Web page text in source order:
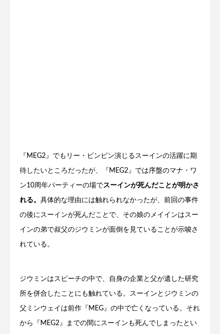
『MEG2』でもリー・ビンビン演じるスーインの活躍に期
待したいところだったが、『MEG2』では序盤のマナ・ワ
ン10周年パーティーの場でスーインが死んだことが明かさ
れる。 具体的な理由には触れられなかったが、前回の事件
の後にスーインが死んだことで、その娘のメイインはスー
インの弟で叔父のジウミンが面倒を見ていることが示唆さ
れている。
ジウミンはスピーチの中で、自身の企業と父が遺した研究
所を併合したことにも触れている。スーインとジウミンの
父ミンウェイは前作『MEG』の中で亡くなっている。それ
から『MEG2』までの間にスーインも死んでしまったとい